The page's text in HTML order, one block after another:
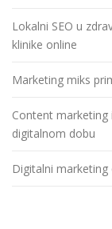
Lokalni SEO u
klinike online
Marketing miks
Content marketing
digitalnom dobu
Digitalni marketing